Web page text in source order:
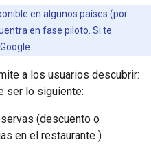
en algunos países (por
en fase piloto. Si te
a los usuarios descubrir:
ser lo siguiente:
(descuento o
en el restaurante )